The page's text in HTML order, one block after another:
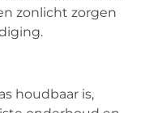
zonlicht zorgen
houdbaar is,